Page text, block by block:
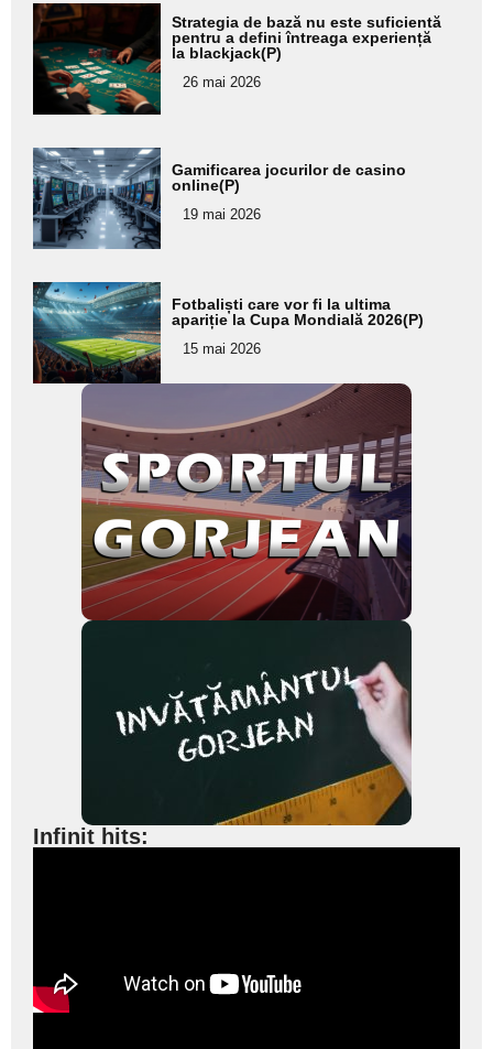
Adaugă
aici textul
pentru
subtitlu
Strategia de bază nu este suficientă
pentru a defini întreaga experiență
la blackjack(P)
26 mai 2026
Adaugă
aici textul
pentru
subtitlu
Gamificarea jocurilor de casino
online(P)
19 mai 2026
Adaugă
aici textul
pentru
subtitlu
Fotbaliști care vor fi la ultima
apariție la Cupa Mondială 2026(P)
15 mai 2026
Infinit hits: